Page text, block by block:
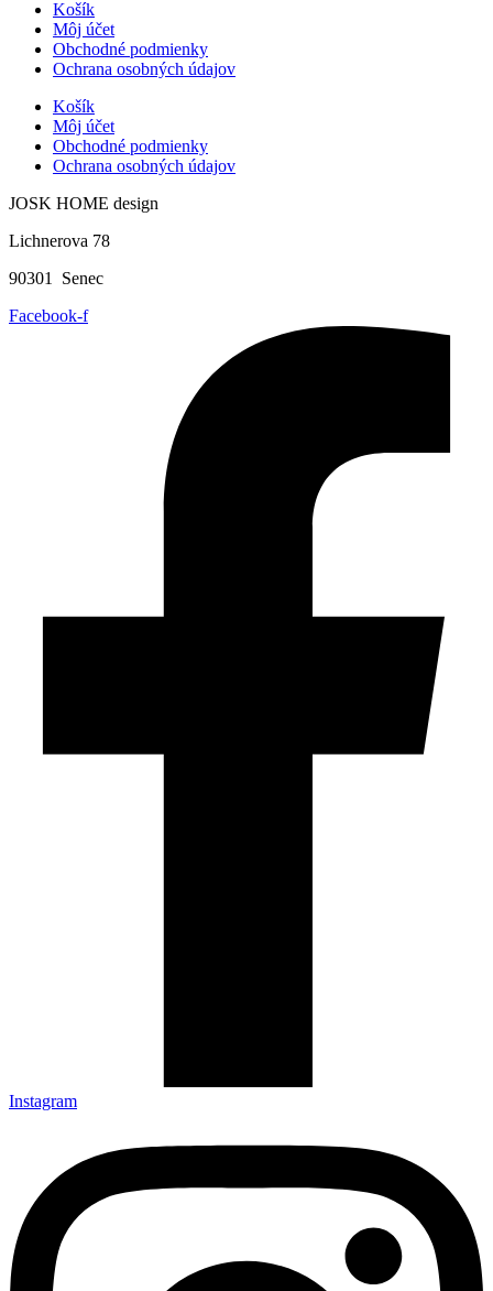
Košík
Môj účet
Obchodné podmienky
Ochrana osobných údajov
Košík
Môj účet
Obchodné podmienky
Ochrana osobných údajov
JOSK HOME design
Lichnerova 78
90301 Senec
Facebook-f
Instagram